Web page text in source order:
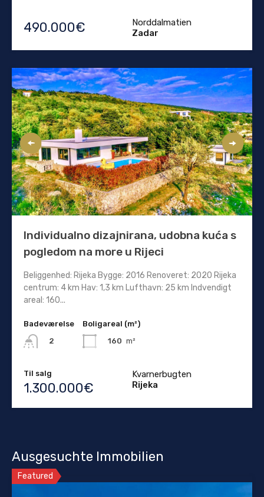
490.000€
Norddalmatien
Zadar
Individualno dizajnirana, udobna kuća s
pogledom na more u Rijeci
Beliggenhed: Rijeka Bygge: 2016 Renoveret: 2020 Rijeka
centrum: 4 km Hav: 1,3 km Lufthavn: 25 km Indvendigt
areal: 160...
Badeværelse
2
Boligareal (m²)
160 m²
Til salg
1.300.000€
Kvarnerbugten
Rijeka
Ausgesuchte Immobilien
Featured